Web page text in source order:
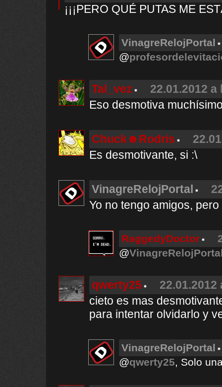
¡¡¡PERO QUÉ PUTAS ME
VinagreRelojPortal
@
Tal_vez
22.01.2012 a
Eso desmotiva
Chuck☻Rodris
Es desmotivante, si :\
VinagreRelojPortal
Yo no tengo amigos,
RaggedyDoctor
@
qwerty25
22.01.2012
cieto es mas
para intentar olvidarlo y
VinagreRelojPortal
@qwerty25, Solo